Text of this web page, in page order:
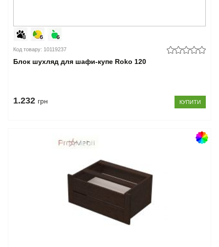
Код товару: 10119237
Блок шухляд для шафи-купе Roko 120
1.232 грн КУПИТИ